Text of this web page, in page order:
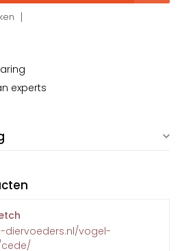
experts
diervoeders.nl/vogel-